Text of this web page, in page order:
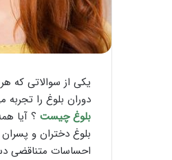
یکی از سوالاتی که
دوران بلوغ را
بلوغ چیست ؟ آیا
بلوغ دختران و
احساسات متناقضی